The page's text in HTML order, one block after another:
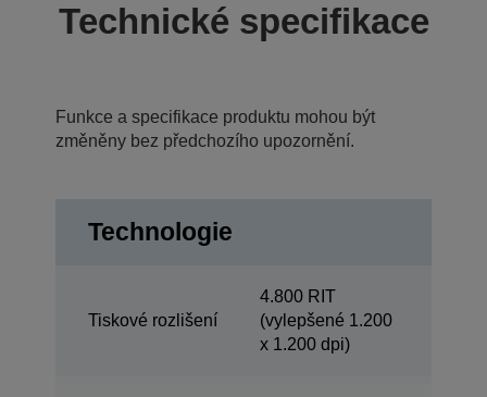
Technické specifikace
Funkce a specifikace produktu mohou být
změněny bez předchozího upozornění.
Technologie
Tiskové rozlišení
4.800 RIT
(vylepšené 1.200
x 1.200 dpi)